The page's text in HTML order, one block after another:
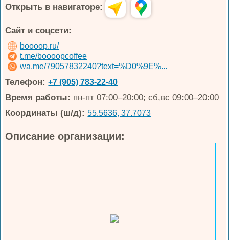
Открыть в навигаторе:
Сайт и соцсети:
boooop.ru/
t.me/boooopcoffee
wa.me/79057832240?text=%D0%9E%...
Телефон: +7 (905) 783-22-40
Время работы: пн-пт 07:00–20:00; сб,вс 09:00–20:00
Координаты (ш/д): 55.5636, 37.7073
Описание организации: